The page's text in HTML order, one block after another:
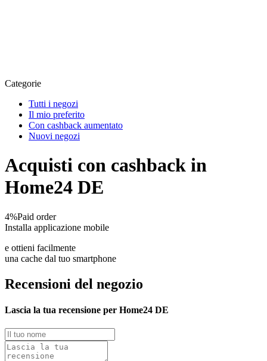
Categorie
Tutti i negozi
Il mio preferito
Con cashback aumentato
Nuovi negozi
Acquisti con cashback in
Home24 DE
4%Paid order
Installa applicazione mobile
e ottieni facilmente
una cache dal tuo smartphone
Recensioni del negozio
Lascia la tua recensione per Home24 DE